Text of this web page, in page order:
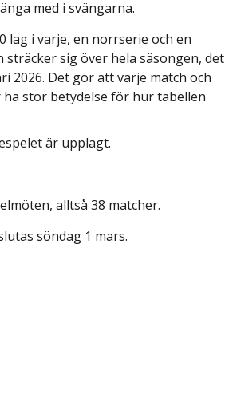
med i svängarna.
lag i varje, en norrserie och en
sträcker sig över hela säsongen, det
2026. Det gör att varje match och
stor betydelse för hur tabellen
är upplagt.
alltså 38 matcher.
söndag 1 mars.